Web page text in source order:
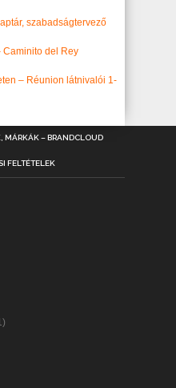
szabadságtervező
Caminito del Rey
– Réunion látnivalói 1-
MÁRKÁK – BRANDCLOUD
FELTÉTELEK